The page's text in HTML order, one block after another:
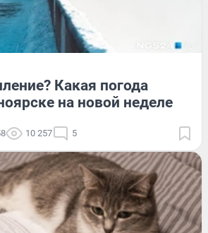
Какая погода
на новой неделе
10 257 5